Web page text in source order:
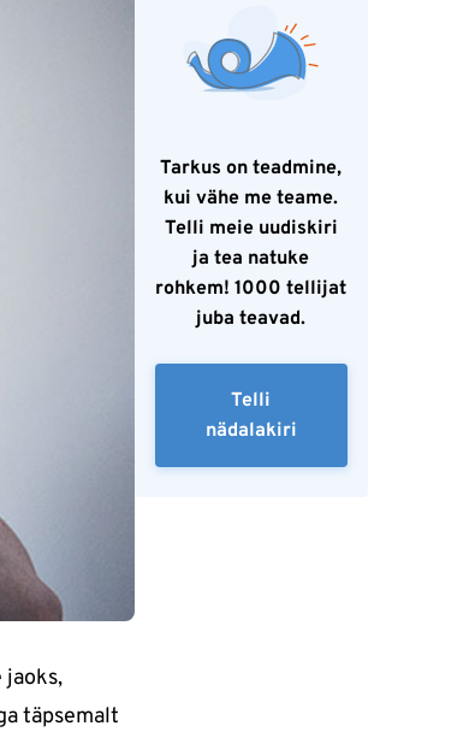
jaoks,
täpsemalt
Tarkus on teadmine,
kui vähe me teame.
Telli meie uudiskiri
ja tea natuke
rohkem! 1000 tellijat
juba teavad.
Telli
nädalakiri